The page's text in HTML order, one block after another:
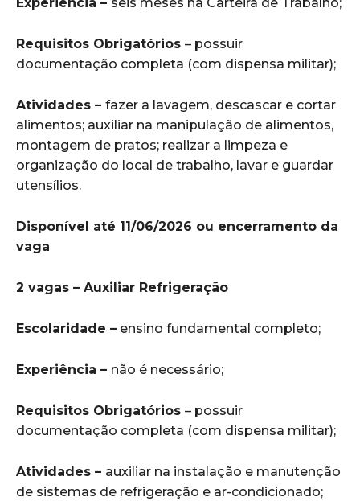
Experiência – seis meses na Carteira de Trabalho;
Requisitos Obrigatórios – possuir
documentação completa (com dispensa militar);
Atividades – fazer a lavagem, descascar e cortar
alimentos; auxiliar na manipulação de alimentos,
montagem de pratos; realizar a limpeza e
organização do local de trabalho, lavar e guardar
utensílios.
Disponível até 11/06/2026 ou encerramento da
vaga
2 vagas – Auxiliar Refrigeração
Escolaridade – ensino fundamental completo;
Experiência – não é necessário;
Requisitos Obrigatórios – possuir
documentação completa (com dispensa militar);
Atividades – auxiliar na instalação e manutenção
de sistemas de refrigeração e ar-condicionado;